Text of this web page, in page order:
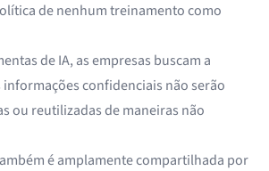
de nenhum treinamento como
de IA, as empresas buscam a
informações confidenciais não serão
ou reutilizadas de maneiras não
é amplamente compartilhada por